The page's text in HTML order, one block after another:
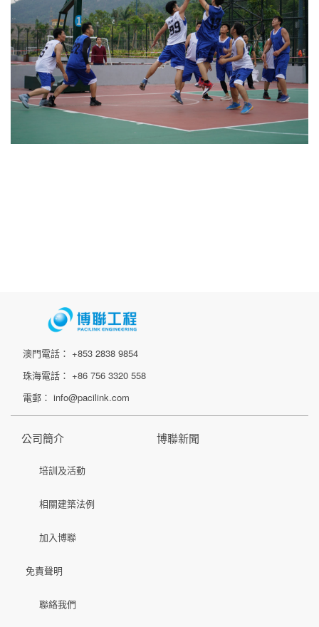
澳門電話： +853 2838 9854
珠海電話： +86 756 3320 558
電郵： info@pacilink.com
公司簡介 博聯新聞
培訓及活動
相關建築法例
加入博聯
免責聲明
聯絡我們